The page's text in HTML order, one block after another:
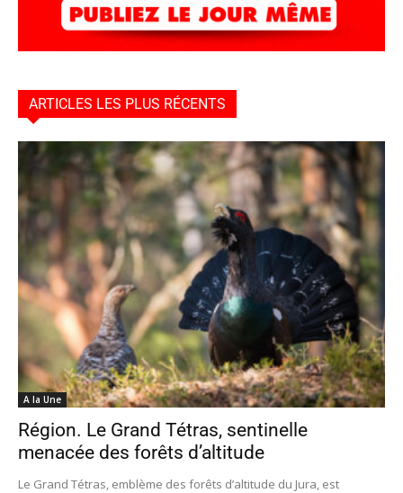
ARTICLES LES PLUS RÉCENTS
A la Une
Région. Le Grand Tétras, sentinelle
menacée des forêts d’altitude
Le Grand Tétras, emblème des forêts d’altitude du Jura, est